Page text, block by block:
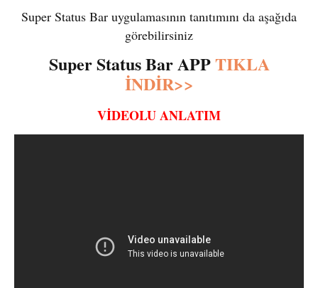
Super Status Bar uygulamasının tanıtımını da aşağıda
görebilirsiniz
Super Status Bar APPTIKLA
İNDİR>>
VİDEOLU ANLATIM